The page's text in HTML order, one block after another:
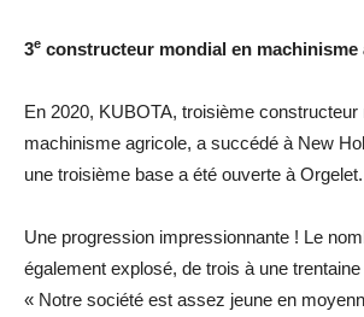
3e constructeur mondial en machinisme
En 2020, KUBOTA, troisième constructeur
machinisme agricole, a succédé à New
une troisième base a été ouverte à Orgelet.
Une progression impressionnante ! Le
également explosé, de trois à une trentaine
« Notre société est assez jeune en